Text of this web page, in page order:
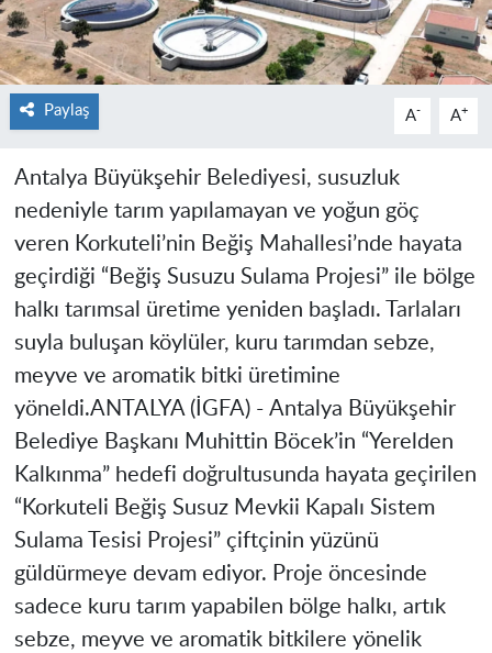
Paylaş A- A+
Antalya Büyükşehir Belediyesi, susuzluk
nedeniyle tarım yapılamayan ve yoğun göç
veren Korkuteli’nin Beğiş Mahallesi’nde hayata
geçirdiği “Beğiş Susuzu Sulama Projesi” ile bölge
halkı tarımsal üretime yeniden başladı. Tarlaları
suyla buluşan köylüler, kuru tarımdan sebze,
meyve ve aromatik bitki üretimine
yöneldi.ANTALYA (İGFA) - Antalya Büyükşehir
Belediye Başkanı Muhittin Böcek’in “Yerelden
Kalkınma” hedefi doğrultusunda hayata geçirilen
“Korkuteli Beğiş Susuz Mevkii Kapalı Sistem
Sulama Tesisi Projesi” çiftçinin yüzünü
güldürmeye devam ediyor. Proje öncesinde
sadece kuru tarım yapabilen bölge halkı, artık
sebze, meyve ve aromatik bitkilere yönelik